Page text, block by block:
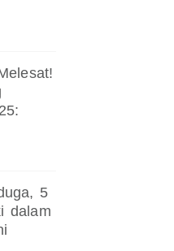
5
dalam